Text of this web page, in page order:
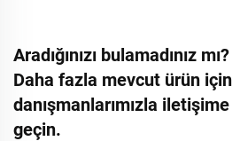
Aradığınızı bulamadınız mı?
Daha fazla mevcut ürün için
danışmanlarımızla iletişime
geçin.